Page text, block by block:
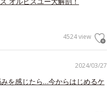
4524 view
2024/03/27
を感じたら…今からはじめるケ